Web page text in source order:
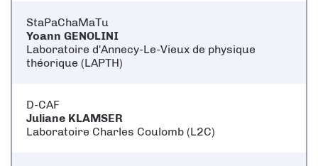
StaPaChaMaTu
Yoann GENOLINI
Laboratoire d'Annecy-Le-Vieux de physique
théorique (LAPTH)
D-CAF
Juliane KLAMSER
Laboratoire Charles Coulomb (L2C)